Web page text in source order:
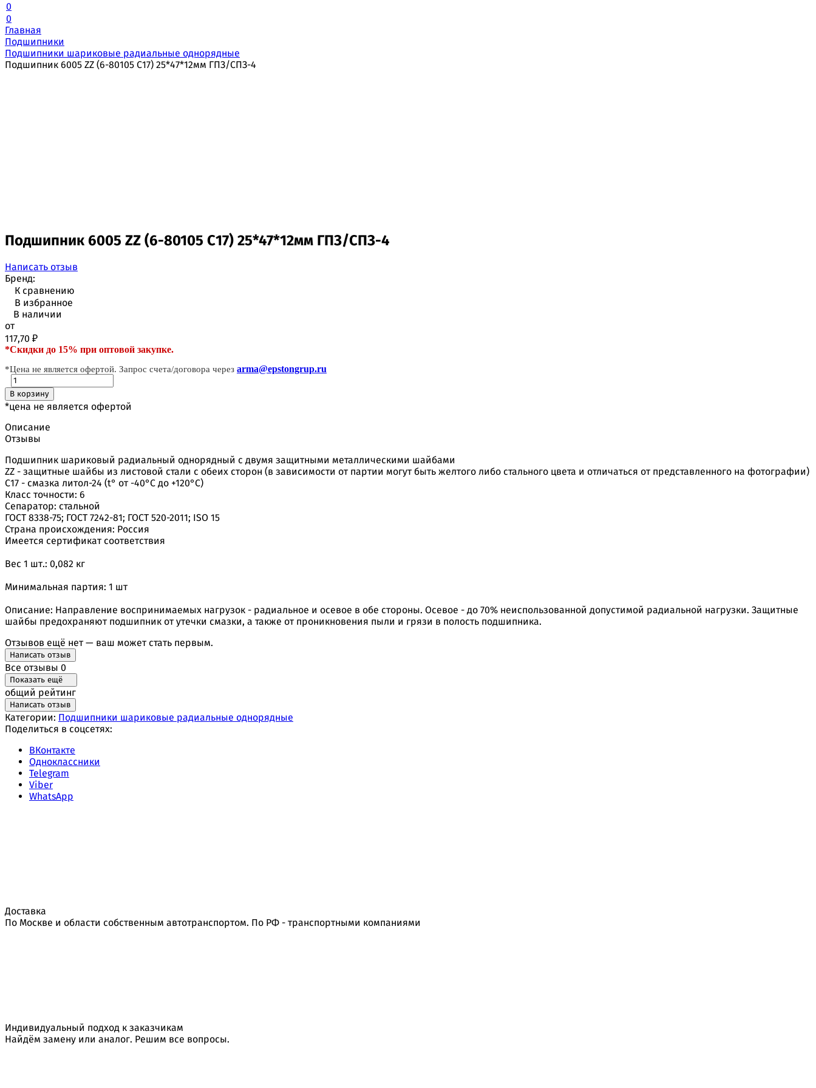
0
0
Главная
Подшипники
Подшипники шариковые радиальные однорядные
Подшипник 6005 ZZ (6-80105 С17) 25*47*12мм ГПЗ/СПЗ-4
Подшипник 6005 ZZ (6-80105 С17) 25*47*12мм ГПЗ/СПЗ-4
Написать отзыв
Бренд:
К сравнению
В избранное
В наличии
от
117,70 ₽
*Скидки до 15% при оптовой закупке.
*Цена не является офертой. Запрос счета/договора через arma@epstongrup.ru
В корзину
*цена не является офертой
Описание
Отзывы
Подшипник шариковый радиальный однорядный с двумя защитными металлическими шайбами
ZZ - защитные шайбы из листовой стали с обеих сторон (в зависимости от партии могут быть желтого либо стального цвета и отличаться от представленного на фотографии)
С17 - смазка литол-24 (t° от -40°С до +120°С)
Класс точности: 6
Сепаратор: стальной
ГОСТ 8338-75; ГОСТ 7242-81; ГОСТ 520-2011; ISO 15
Страна происхождения: Россия
Имеется сертификат соответствия
Вес 1 шт.: 0,082 кг
Минимальная партия: 1 шт
Описание: Направление воспринимаемых нагрузок - радиальное и осевое в обе стороны. Осевое - до 70% неиспользованной допустимой радиальной нагрузки. Защитные
шайбы предохраняют подшипник от утечки смазки, а также от проникновения пыли и грязи в полость подшипника.
Отзывов ещё нет — ваш может стать первым.
Написать отзыв
Все отзывы 0
Показать ещё
общий рейтинг
Написать отзыв
Категории: Подшипники шариковые радиальные однорядные
Поделиться в соцсетях:
ВКонтакте
Одноклассники
Telegram
Viber
WhatsApp
Доставка
По Москве и области собственным автотранспортом. По РФ - транспортными компаниями
Индивидуальный подход к заказчикам
Найдём замену или аналог. Решим все вопросы.